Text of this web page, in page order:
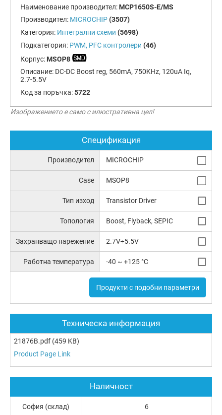
Наименование производител: MCP1650S-E/MS
Производител: MICROCHIP (3507)
Категория: Интегрални схеми (5698)
Подкатегория: PWM, PFC контролери (46)
Корпус: MSOP8
Описание: DC-DC Boost reg, 560mA, 750KHz, 120uA Iq,
2.7-5.5V
Код за поръчка:5722
Изображението е само с илюстративна цел!
Спецификация
Производител MICROCHIP
Case MSOP8
Тип изход Transistor Driver
Топология Boost, Flyback, SEPIC
Захранващо нарежение 2.7V÷5.5V
Работна температура -40 ~ +125 °C
Продукти с подобни параметри
Техническа информация
21876B.pdf (459 KB)
Product Page Link
Наличност
София (склад) 6